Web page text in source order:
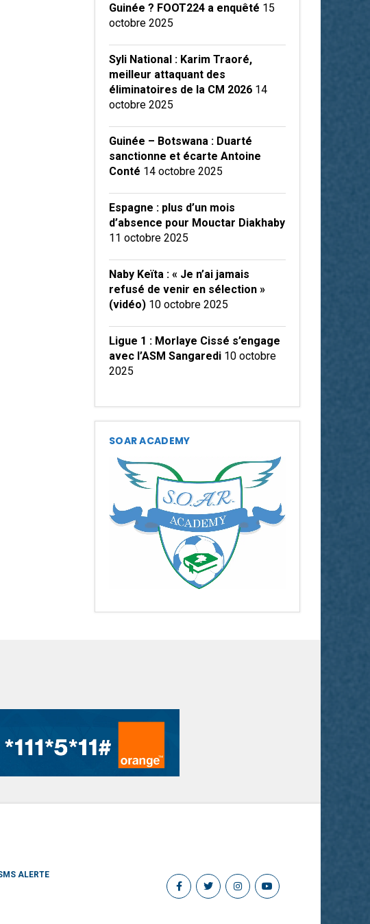
Guinée ? FOOT224 a enquêté 15
octobre 2025
Syli National : Karim Traoré,
meilleur attaquant des
éliminatoires de la CM 2026 14
octobre 2025
Guinée – Botswana : Duarté
sanctionne et écarte Antoine
Conté 14 octobre 2025
Espagne : plus d’un mois
d’absence pour Mouctar Diakhaby
11 octobre 2025
Naby Keïta : « Je n’ai jamais
refusé de venir en sélection »
(vidéo) 10 octobre 2025
Ligue 1 : Morlaye Cissé s’engage
avec l’ASM Sangaredi 10 octobre
2025
SOAR ACADEMY
ALERTE